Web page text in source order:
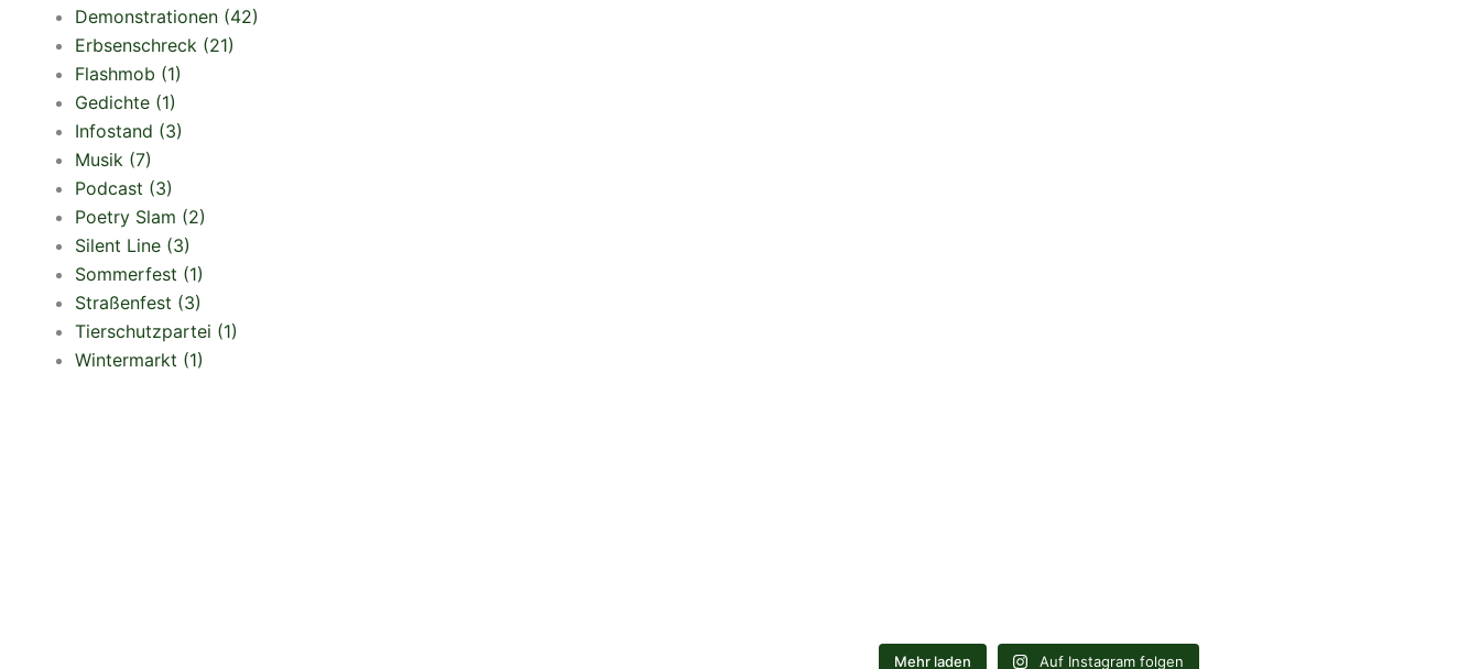
Demonstrationen (42)
Erbsenschreck (21)
Flashmob (1)
Gedichte (1)
Infostand (3)
Musik (7)
Podcast (3)
Poetry Slam (2)
Silent Line (3)
Sommerfest (1)
Straßenfest (3)
Tierschutzpartei (1)
Wintermarkt (1)
Mehr laden Auf Instagram folgen